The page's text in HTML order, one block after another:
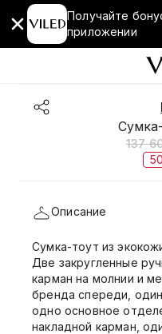
Получайте
приложении
137
Описание
Сумка-тоут из
Две закругленные
карман на молнии и
бренда спереди,
одно основное
накладной карман,